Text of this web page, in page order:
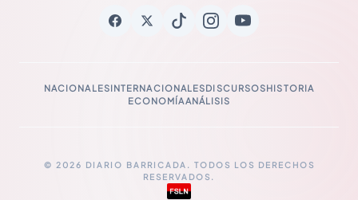
NACIONALESINTERNACIONALESDISCURSOSHISTORIA
ECONOMÍAANÁLISIS
© 2026 DIARIO BARRICADA. TODOS LOS DERECHOS
RESERVADOS.